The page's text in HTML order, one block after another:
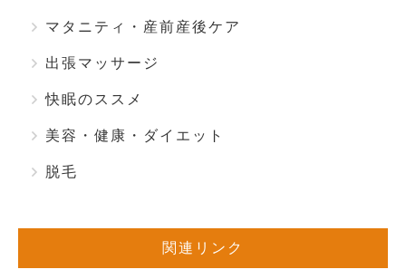
マタニティ・産前産後ケア
出張マッサージ
快眠のススメ
美容・健康・ダイエット
脱毛
関連リンク